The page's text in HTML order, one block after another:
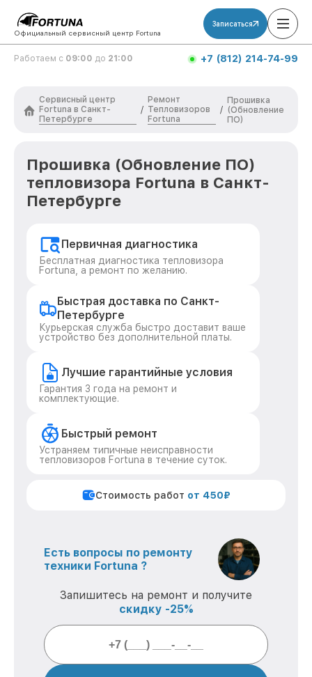
Официальный сервисный центр Fortuna
Записаться
Работаем с 09:00 до 21:00 +7 (812) 214-74-99
Сервисный центр
Fortuna в Санкт-
Петербурге
/
Ремонт
Тепловизоров
Fortuna
/
Прошивка
(Обновление
ПО)
Прошивка (Обновление ПО)
тепловизора Fortuna в Санкт-
Петербурге
Первичная диагностика
Бесплатная диагностика тепловизора
Fortuna, а ремонт по желанию.
Быстрая доставка по Санкт-
Петербурге
Курьерская служба быстро доставит ваше
устройство без дополнительной платы.
Лучшие гарантийные условия
Гарантия 3 года на ремонт и
комплектующие.
Быстрый ремонт
Устраняем типичные неисправности
тепловизоров Fortuna в течение суток.
Стоимость работ от 450₽
Есть вопросы по ремонту
техники Fortuna ?
Запишитесь на ремонт и получите
скидку -25%